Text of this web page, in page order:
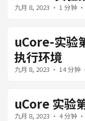
九月 8, 2023 · 1 分钟
uCore-实验
执行环境
九月 8, 2023 · 14 分钟
uCore 实验
九月 8, 2023 · 4 分钟